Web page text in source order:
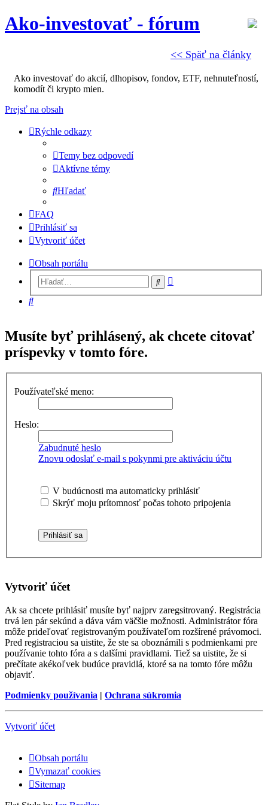
<< Späť na články
Ako-investovať - fórum
Ako investovať do akcií, dlhopisov, fondov, ETF, nehnuteľností,
komodít či krypto mien.
Prejsť na obsah
Rýchle odkazy
Temy bez odpovedí
Aktívne témy
Hľadať
FAQ
Prihlásiť sa
Vytvoriť účet
Obsah portálu
Hľadať
Hľadať
Musíte byť prihlásený, ak chcete citovať
príspevky v tomto fóre.
Používateľské meno:
Heslo:
Zabudnuté heslo
Znovu odoslať e-mail s pokynmi pre aktiváciu účtu
V budúcnosti ma automaticky prihlásiť
Skrýť moju prítomnosť počas tohoto pripojenia
Vytvoriť účet
Ak sa chcete prihlásiť musíte byť najprv zaregsitrovaný. Registrácia
trvá len pár sekúnd a dáva vám väčšie možnosti. Administrátor fóra
môže prideľovať registrovaným používateľom rozšírené právomoci.
Pred registraciou sa uistite, že ste sa oboznámili s podmienkami pre
používanie tohto fóra a s dalšími pravidlami. Tiež sa uistite, že si
prečítate akékoľvek budúce pravidlá, ktoré sa na tomto fóre môžu
objaviť.
Podmienky používania | Ochrana súkromia
Vytvoriť účet
Obsah portálu
Vymazať cookies
Sitemap